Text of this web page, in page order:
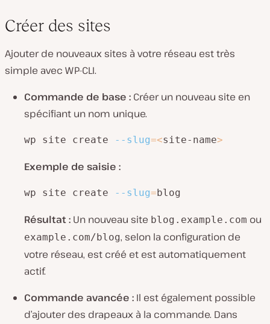
Créer des sites
Ajouter de nouveaux sites à votre réseau est très
simple avec WP-CLI.
Commande de base : Créer un nouveau site en
spécifiant un nom unique.
wp site create --slug=<site-name>
Exemple de saisie :
wp site create --slug=blog
Résultat : Un nouveau site blog.example.com ou
example.com/blog, selon la configuration de
votre réseau, est créé et est automatiquement
actif.
Commande avancée : Il est également possible
d’ajouter des drapeaux à la commande. Dans